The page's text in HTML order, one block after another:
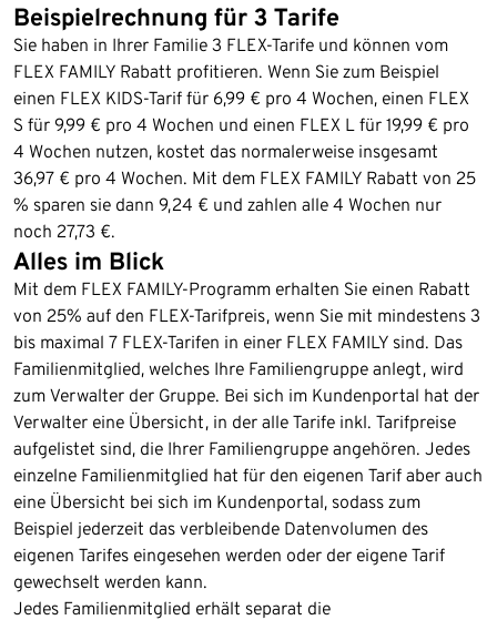
Beispielrechnung für 3 Tarife
Sie haben in Ihrer Familie 3 FLEX-Tarife und können vom
FLEX FAMILY Rabatt profitieren. Wenn Sie zum Beispiel
einen FLEX KIDS-Tarif für 6,99 € pro 4 Wochen, einen FLEX
S für 9,99 € pro 4 Wochen und einen FLEX L für 19,99 € pro
4 Wochen nutzen, kostet das normalerweise insgesamt
36,97 € pro 4 Wochen. Mit dem FLEX FAMILY Rabatt von 25
% sparen sie dann 9,24 € und zahlen alle 4 Wochen nur
noch 27,73 €.
Alles im Blick
Mit dem FLEX FAMILY-Programm erhalten Sie einen Rabatt
von 25% auf den FLEX-Tarifpreis, wenn Sie mit mindestens 3
bis maximal 7 FLEX-Tarifen in einer FLEX FAMILY sind. Das
Familienmitglied, welches Ihre Familiengruppe anlegt, wird
zum Verwalter der Gruppe. Bei sich im Kundenportal hat der
Verwalter eine Übersicht, in der alle Tarife inkl. Tarifpreise
aufgelistet sind, die Ihrer Familiengruppe angehören. Jedes
einzelne Familienmitglied hat für den eigenen Tarif aber auch
eine Übersicht bei sich im Kundenportal, sodass zum
Beispiel jederzeit das verbleibende Datenvolumen des
eigenen Tarifes eingesehen werden oder der eigene Tarif
gewechselt werden kann.
Jedes Familienmitglied erhält separat die